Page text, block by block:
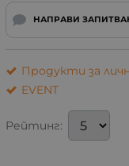
НАПРАВИ
Продукти за
EVENT
Рейтинг: